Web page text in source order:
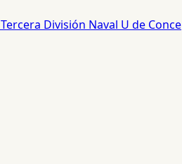
Tercera División Naval U de Conce